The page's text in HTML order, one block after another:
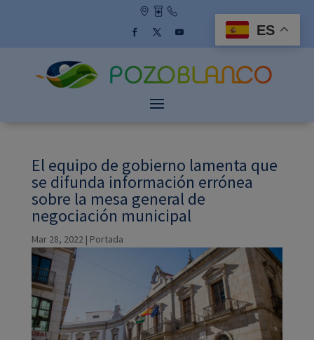
El equipo de gobierno lamenta que
se difunda información errónea
sobre la mesa general de
negociación municipal
Mar 28, 2022| Portada
ES